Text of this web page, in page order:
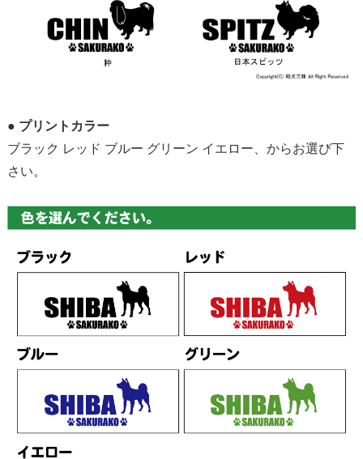
● プリントカラー
ブラック レッド ブルー グリーン イエロー、からお選び下
さい。